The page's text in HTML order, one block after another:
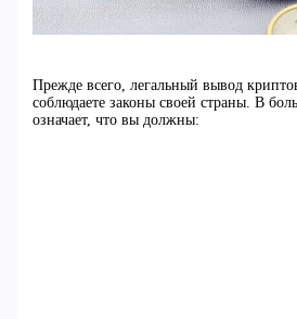
Прежде всего, легальный вывод
соблюдаете законы своей страны. В
означает, что вы должны: